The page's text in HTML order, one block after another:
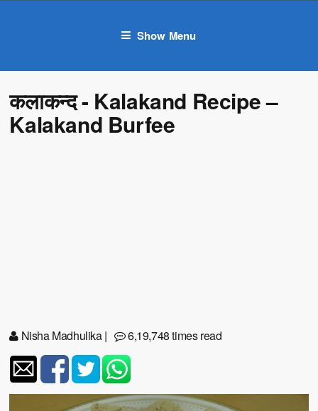
Show Menu
कलाकन्द - Kalakand Recipe –
Kalakand Burfee
Nisha Madhulika| 6,19,748 times read